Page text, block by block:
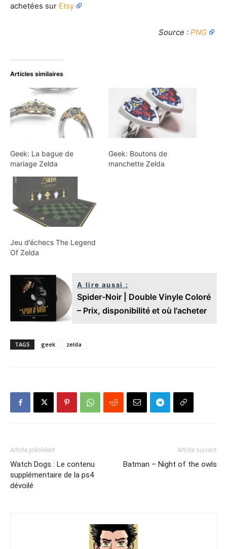
achetées sur Etsy
Source : PNG
Articles similaires
Geek: La bague de
mariage Zelda
Geek: Boutons de
manchette Zelda
Jeu d’échecs The Legend
Of Zelda
A lire aussi :
Spider-Noir | Double Vinyle Coloré
– Prix, disponibilité et où l'acheter
TAGS geek zelda
Article précédent
Watch Dogs : Le contenu
supplémentaire de la ps4
dévoilé
Article suivant
Batman – Night of the owls